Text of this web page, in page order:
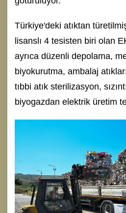
Türkiye'deki atıktan
lisanslı 4 tesisten biri olan
ayrıca düzenli depolama,
biyokurutma, ambalaj
tıbbi atık sterilizasyon,
biyogazdan elektrik üretim